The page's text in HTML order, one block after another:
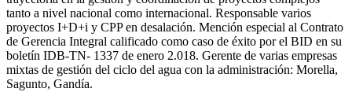
tanto a nivel nacional como internacional. Responsable varios
proyectos I+D+i y CPP en desalación. Mención especial al Contrato
de Gerencia Integral calificado como caso de éxito por el BID en su
boletín IDB-TN- 1337 de enero 2.018. Gerente de varias empresas
mixtas de gestión del ciclo del agua con la administración: Morella,
Sagunto, Gandía.